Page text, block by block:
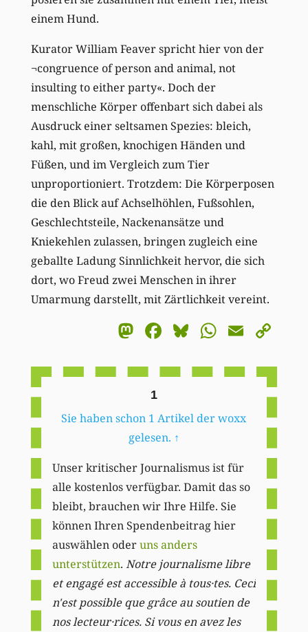
einem Hund.
Kurator William Feaver spricht hier von der
¬congruence of person and animal, not
insulting to either party«. Doch der
menschliche Körper offenbart sich dabei als
Ausdruck einer seltsamen Spezies: bleich,
kahl, mit großen, knochigen Händen und
Füßen, und im Vergleich zum Tier
unproportioniert. Trotzdem: Die Körperposen
die den Blick auf Achselhöhlen, Fußsohlen,
Geschlechtsteile, Nackenansätze und
Kniekehlen zulassen, bringen zugleich eine
geballte Ladung Sinnlichkeit hervor, die sich
dort, wo Freud zwei Menschen in ihrer
Umarmung darstellt, mit Zärtlichkeit vereint.
Mastodon
Facebook
BlueskyEmail
1
Sie haben schon 1 Artikel der woxx
gelesen. ↑
Unser kritischer Journalismus ist für
alle kostenlos verfügbar. Damit das so
bleibt, brauchen wir Ihre Hilfe. Sie
können Ihren Spendenbeitrag hier
auswählen oderuns anders
unterstützen. Notre journalisme libre
et engagé est accessible à tous·tes. Ceci
n'est possible que grâce au soutien de
nos lecteur·rices. Si vous en avez les